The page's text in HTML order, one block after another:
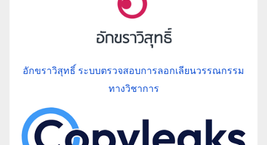
อักขราวิสุทธิ์ ระบบตรวจสอบการลอกเลียนวรรณกรรม
ทางวิชาการ